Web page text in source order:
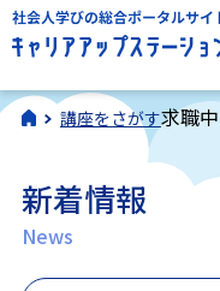
講座をさがす求職中
新着情報
News